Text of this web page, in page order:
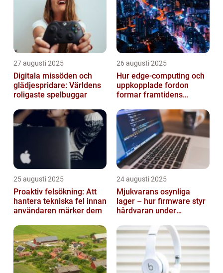
27 augusti 2025
Digitala missöden och
glädjespridare: Världens
roligaste spelbuggar
26 augusti 2025
Hur edge‑computing och
uppkopplade fordon
formar framtidens
25 augusti 2025
Proaktiv felsökning: Att
hantera tekniska fel innan
användaren märker dem
24 augusti 2025
Mjukvarans osynliga
lager – hur firmware styr
hårdvaran under